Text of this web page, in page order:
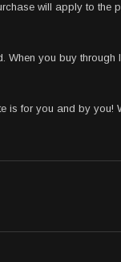
will apply to the
When you buy
is for you and by you!